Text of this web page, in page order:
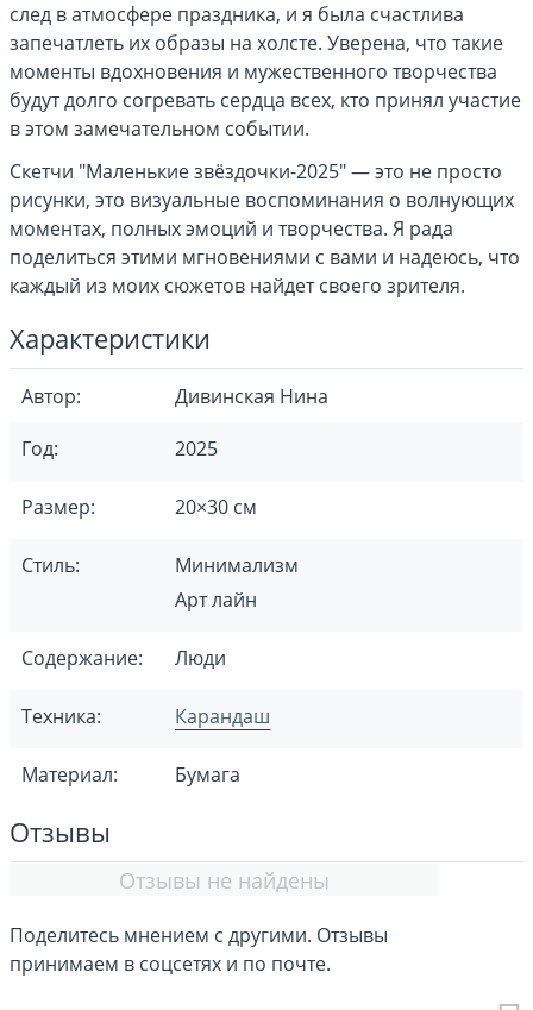
след в атмосфере праздника, и я была счастлива
запечатлеть их образы на холсте. Уверена, что такие
моменты вдохновения и мужественного творчества
будут долго согревать сердца всех, кто принял участие
в этом замечательном событии.
Скетчи "Маленькие звёздочки-2025" — это не просто
рисунки, это визуальные воспоминания о волнующих
моментах, полных эмоций и творчества. Я рада
поделиться этими мгновениями с вами и надеюсь, что
каждый из моих сюжетов найдет своего зрителя.
Характеристики
Автор:
Дивинская Нина
Год:
2025
Размер: 20×30 см
Стиль:
Минимализм
Арт лайн
Содержание: Люди
Техника: Карандаш
Материал: Бумага
Отзывы
Отзывы не найдены
Поделитесь мнением с другими. Отзывы
принимаем в соцсетях и по почте.